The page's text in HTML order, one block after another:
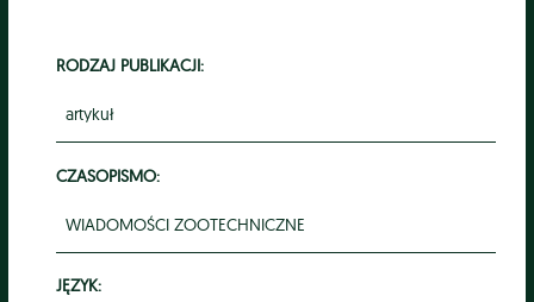
RODZAJ PUBLIKACJI:
artykuł
CZASOPISMO:
WIADOMOŚCI ZOOTECHNICZNE
JĘZYK: